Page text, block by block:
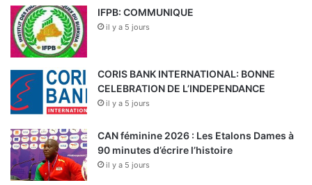
IFPB: COMMUNIQUE
il y a 5 jours
CORIS BANK INTERNATIONAL: BONNE
CELEBRATION DE L’INDEPENDANCE
il y a 5 jours
CAN féminine 2026 : Les Etalons Dames à
90 minutes d’écrire l’histoire
il y a 5 jours